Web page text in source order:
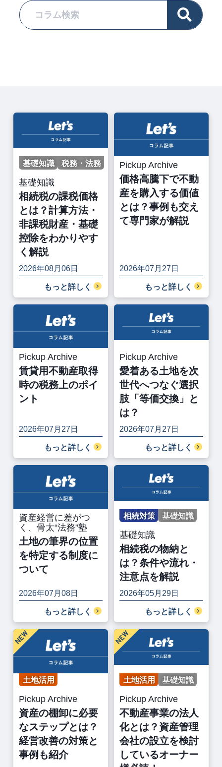
基礎知識 税務・法務
基礎知識
相続税の課税価格
とは？計算方法・
非課税財産・基礎
控除をわかりやす
く解説
2026年08月06日
もっと詳しく
Pickup Archive
価格高騰下で不動
産を購入する価値
とは？事例も交え
て専門家が解説
2026年07月27日
もっと詳しく
Pickup Archive
賃貸用不動産取得
時の税務上のポイ
ント
2026年07月27日
もっと詳しく
Pickup Archive
愛着ある土地を次
世代へつなぐ選択
肢「等価交換」と
は？
2026年07月27日
もっと詳しく
資産経営に差がつ
く、骨太“法務”塾
土地の筆界の位置
を特定する制度に
ついて
2026年07月08日
もっと詳しく
相続対策 基礎知識
基礎知識
相続税の物納と
は？条件や流れ・
注意点を解説
2026年05月29日
もっと詳しく
土地活用
Pickup Archive
資産の棚卸に必要
なステップとは？
経営改善の対策と
事例も紹介
土地活用 基礎知識
Pickup Archive
不動産事業の法人
化とは？資産管理
会社の設立を検討
しているオーナー